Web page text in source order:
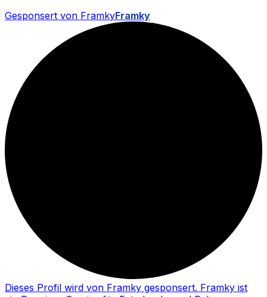
Gesponsert von FramkyFramky
Dieses Profil wird von Framky gesponsert. Framky ist